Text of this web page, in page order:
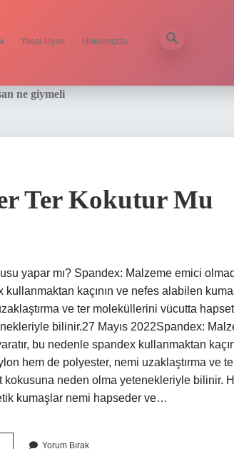
Yasal Uyarı Hakkımızda
ne giymeli
Ter Kokutur Mu
yapar mı? Spandex: Malzeme emici
kullanmaktan kaçının ve nefes alabilen
ve ter moleküllerini vücutta
bilinir.27 Mayıs 2022Spandex:
bu nedenle spandex kullanmaktan
hem de polyester, nemi uzaklaştırma ve
kokusuna neden olma yetenekleriyle bilinir.
kumaşlar nemi hapseder ve…
Polyester
Yorum Bırak